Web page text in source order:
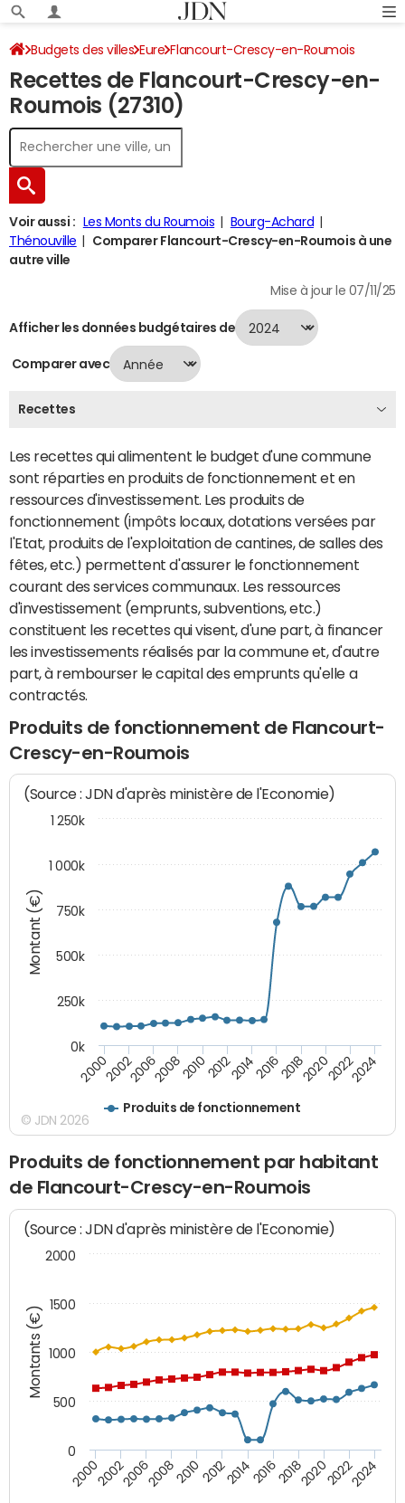
Budgets des villes Eure Flancourt-Crescy-en-Roumois
Recettes 2024
Recettes de Flancourt-Crescy-en-
Roumois (27310)
Voir aussi : Les Monts du Roumois
Bourg-Achard
Thénouville
Comparer Flancourt-Crescy-en-Roumois à une
autre ville
Mise à jour le 07/11/25
Afficher les données budgétaires de
Comparer avec
Recettes
Les recettes qui alimentent le budget d'une commune
sont réparties en produits de fonctionnement et en
ressources d'investissement. Les produits de
fonctionnement (impôts locaux, dotations versées par
l'Etat, produits de l'exploitation de cantines, de salles des
fêtes, etc.) permettent d'assurer le fonctionnement
courant des services communaux. Les ressources
d'investissement (emprunts, subventions, etc.)
constituent les recettes qui visent, d'une part, à financer
les investissements réalisés par la commune et, d'autre
part, à rembourser le capital des emprunts qu'elle a
contractés.
Produits de fonctionnement de Flancourt-
Crescy-en-Roumois
Montant (€)
(Source : JDN d'après ministère de l'Economie)
Produits de fonctionnement
200020022006200820102012201420162018202020222024
0k
250k
500k
750k
1 000k
1 250k
© JDN 2026
Produits de fonctionnement par habitant
de Flancourt-Crescy-en-Roumois
Montants (€)
(Source : JDN d'après ministère de l'Economie)
200020022006200820102012201420162018202020222024
0
500
1000
1500
2000